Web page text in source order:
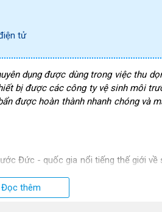
tử
dụng được dùng trong việc thu
bị được các công ty vệ sinh môi
được hoàn thành nhanh chóng và
Đức - quốc gia nổi tiếng thế giới
Đọc thêm